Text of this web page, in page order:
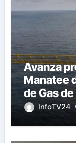
Avanza
Manatee
de Gas
InfoTV24